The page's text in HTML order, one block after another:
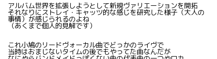
アルバム世界を拡張しようとして新規ヴァリエーションを開拓
それなりにストレイ・キャッツ的な感じを研究した様子（大人の
事情）が感じられるのよね
（あくまで個人的見解です）
これ小鳩のリードヴォーカル曲でどっかのライヴで
当時はおまじないタイムの後でもやってた曲なんだが